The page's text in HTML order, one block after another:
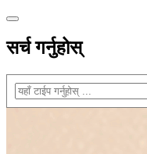
सर्च गर्नुहोस्